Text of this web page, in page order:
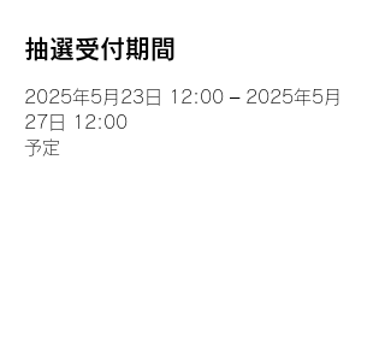
抽選受付期間
2025年5月23日 12:00 – 2025年5月
27日 12:00
予定